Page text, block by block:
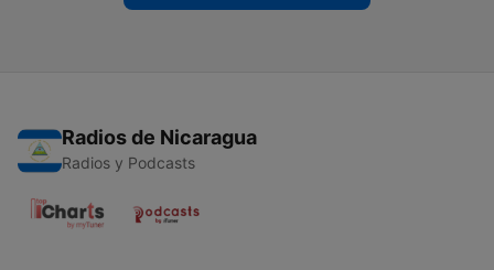
Radios de Nicaragua
Radios y Podcasts